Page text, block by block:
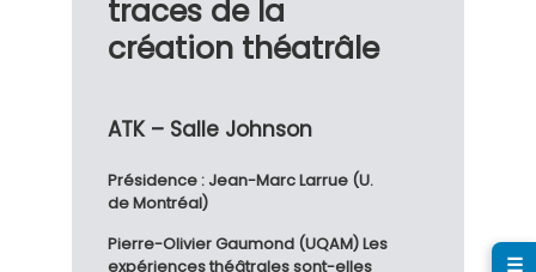
traces de la
création théatrâle
ATK – Salle Johnson
Présidence : Jean-Marc Larrue (U.
de Montréal)
Pierre-Olivier Gaumond (UQAM) Les
expériences théâtrales sont-elles
☰